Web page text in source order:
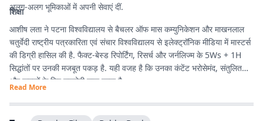
अलग-अलग भूमिकाओं में अपनी सेवाएं दीं.
शिक्षा
आशीष लता ने पटना विश्वविद्यालय से बैचलर ऑफ मास कम्युनिकेशन और माखनलाल
चतुर्वेदी राष्ट्रीय पत्रकारिता एवं संचार विश्वविद्यालय से इलेक्ट्रॉनिक मीडिया में मास्टर्स
की डिग्री हासिल की है. फैक्ट-बेस्ड रिपोर्टिंग, रिसर्च और जर्नलिज्म के 5Ws + 1H
सिद्धांतों पर उनकी मजबूत पकड़ है. यही वजह है कि उनका कंटेंट भरोसेमंद, संतुलित
और पाठकों के लिए उपयोगी माना जाता है.
Read More